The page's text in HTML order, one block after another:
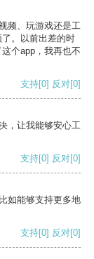
频、玩游戏还是工
。以前出差的时
个app，我再也不
支持[0] 反对[0]
，让我能够安心工
支持[0] 反对[0]
如能够支持更多地
支持[0] 反对[0]